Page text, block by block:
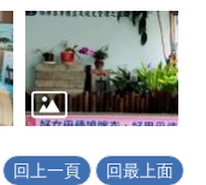
回上一頁 回最上面